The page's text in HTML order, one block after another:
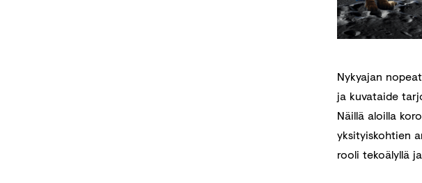
Nykyajan
ja kuvataide
Näillä aloilla
yksityiskohtien
rooli tekoälyllä